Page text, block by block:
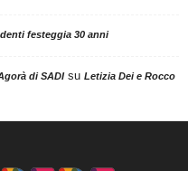
festeggia 30 anni
di SADIsu Letizia Dei e Rocco